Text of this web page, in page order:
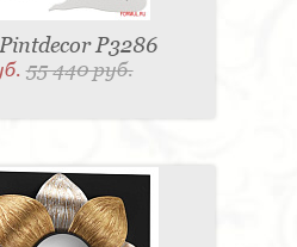
P3286
55 440 руб.